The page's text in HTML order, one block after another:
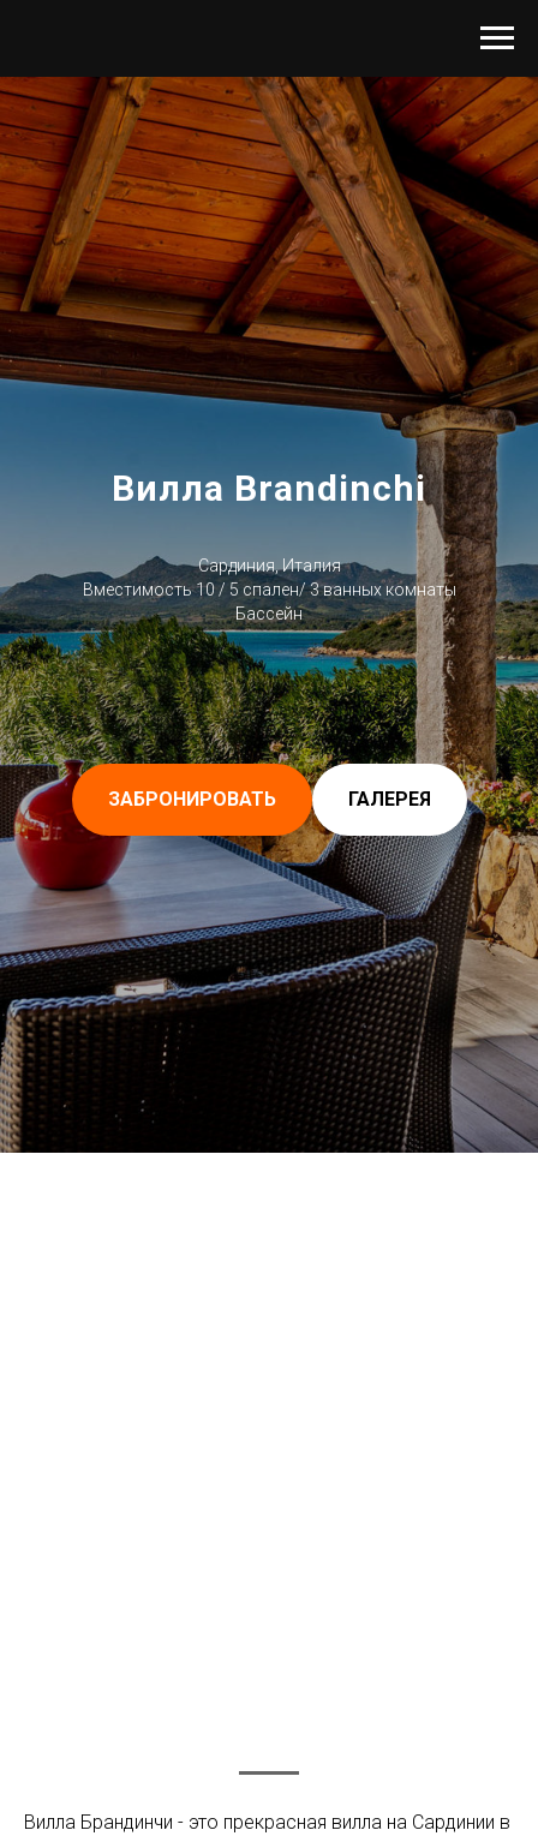
Вилла Brandinchi
Сардиния, Италия
Вместимость 10 / 5 спален/ 3 ванных комнаты
Бассейн
ЗАБРОНИРОВАТЬ ГАЛЕРЕЯ
Вилла Брандинчи - это прекрасная вилла на Сардинии в